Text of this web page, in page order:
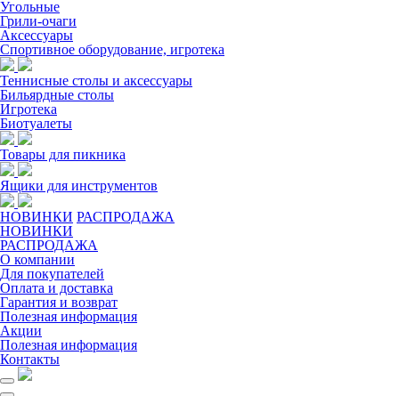
Угольные
Грили-очаги
Аксессуары
Спортивное оборудование, игротека
Теннисные столы и аксессуары
Бильярдные столы
Игротека
Биотуалеты
Товары для пикника
Ящики для инструментов
НОВИНКИ РАСПРОДАЖА
НОВИНКИ
РАСПРОДАЖА
О компании
Для покупателей
Оплата и доставка
Гарантия и возврат
Полезная информация
Акции
Полезная информация
Контакты